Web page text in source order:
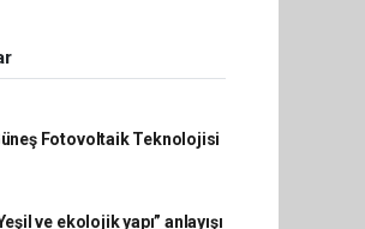
Fotovoltaik Teknolojisi
ve ekolojik yapı” anlayışı